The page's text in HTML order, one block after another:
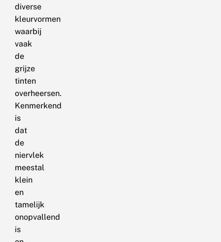
diverse
kleurvormen
waarbij
vaak
de
grijze
tinten
overheersen.
Kenmerkend
is
dat
de
niervlek
meestal
klein
en
tamelijk
onopvallend
is